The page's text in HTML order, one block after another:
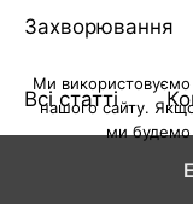
Захворювання
Всі статті
Ми
нашого сайту.
ми будемо